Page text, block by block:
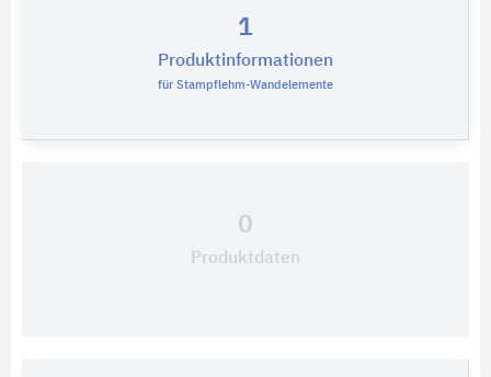
1
Produktinformationen
für Stampflehm-Wandelemente
0
Produktdaten